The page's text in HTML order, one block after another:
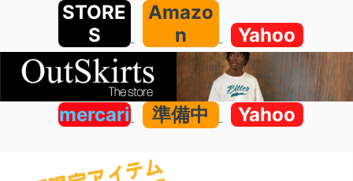
STORE
S
Amazo
n
Yahoo
mercari 準備中 Yahoo